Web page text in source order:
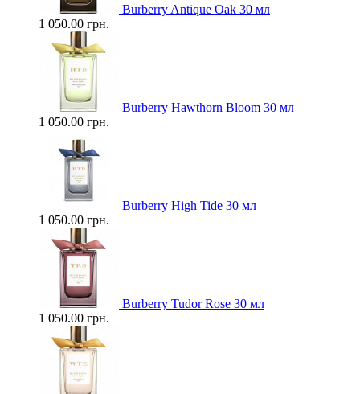
Burberry Antique Oak 30 мл
1 050.00 грн.
Burberry Hawthorn Bloom 30 мл
1 050.00 грн.
Burberry High Tide 30 мл
1 050.00 грн.
Burberry Tudor Rose 30 мл
1 050.00 грн.